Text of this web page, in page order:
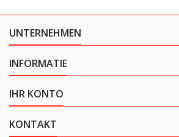
UNTERNEHMEN
INFORMATIE
IHR KONTO
KONTAKT